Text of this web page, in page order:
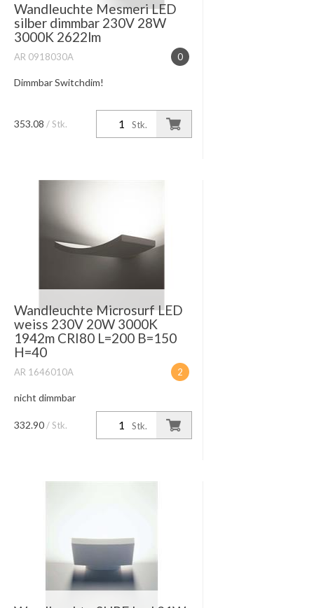
Wandleuchte Mesmeri LED
silber dimmbar 230V 28W
3000K 2622lm
0
AR 0918030A
Dimmbar Switchdim!
Stk.
353.08 / Stk.
Wandleuchte Microsurf LED
weiss 230V 20W 3000K
1942m CRI80 L=200 B=150
H=40
2
AR 1646010A
nicht dimmbar
Stk.
332.90 / Stk.